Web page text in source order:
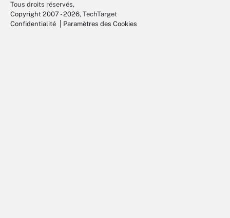
Tous droits réservés,
Copyright 2007 - 2026, TechTarget
Confidentialité
Paramètres des Cookies